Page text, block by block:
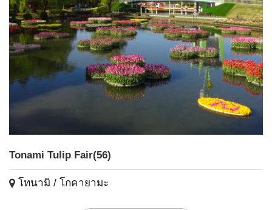
Tonami Tulip Fair(56)
โทนามิ / โกคายามะ